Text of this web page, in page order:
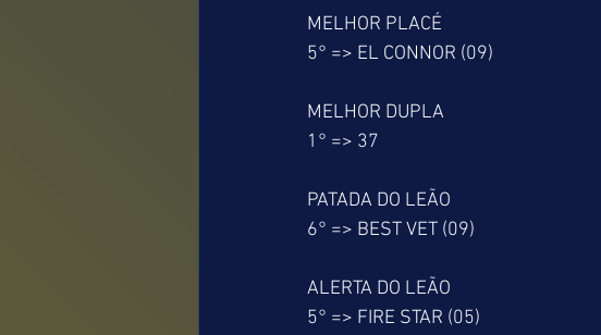
MELHOR PLACÉ
5° => EL CONNOR (09)
MELHOR DUPLA
1° => 37
PATADA DO LEÃO
6° => BEST VET (09)
ALERTA DO LEÃO
5° => FIRE STAR (05)